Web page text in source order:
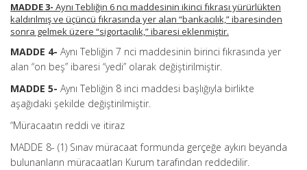
MADDE 3- Aynı Tebliğin 6 ncı maddesinin ikinci fıkrası yürürlükten
kaldırılmış ve üçüncü fıkrasında yer alan “bankacılık,” ibaresinden
sonra gelmek üzere “sigortacılık,” ibaresi eklenmiştir.
MADDE 4- Aynı Tebliğin 7 nci maddesinin birinci fıkrasında yer
alan “on beş” ibaresi “yedi” olarak değiştirilmiştir.
MADDE 5- Aynı Tebliğin 8 inci maddesi başlığıyla birlikte
aşağıdaki şekilde değiştirilmiştir.
“Müracaatın reddi ve itiraz
MADDE 8- (1) Sınav müracaat formunda gerçeğe aykırı beyanda
bulunanların müracaatları Kurum tarafından reddedilir.